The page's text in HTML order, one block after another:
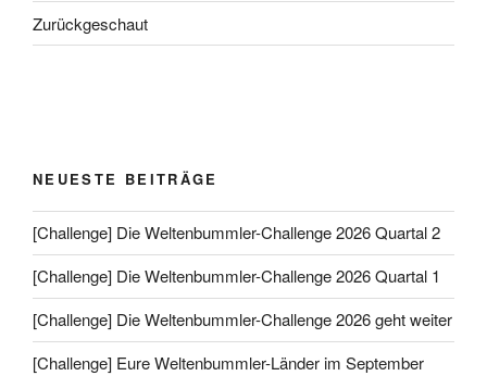
Zurückgeschaut
NEUESTE BEITRÄGE
[Challenge] Die Weltenbummler-Challenge 2026 Quartal 2
[Challenge] Die Weltenbummler-Challenge 2026 Quartal 1
[Challenge] Die Weltenbummler-Challenge 2026 geht weiter
[Challenge] Eure Weltenbummler-Länder im September